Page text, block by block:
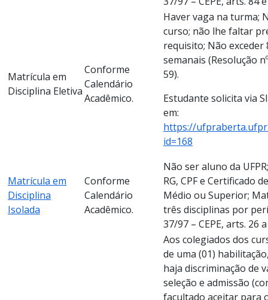
Matrícula em
Disciplina Eletiva
Conforme
Calendário
Acadêmico.
Haver vaga na turma;
curso; não lhe faltar
requisito; Não
semanais (Resolução
59).
Estudante solicita via
em:
https://
id=168
Matrícula em
Disciplina
Isolada
Conforme
Calendário
Acadêmico.
Não ser aluno da
RG, CPF e Certificado
Médio ou Superior;
três disciplinas por
37/97 – CEPE, arts. 26
Aos colegiados dos
de uma (01)
haja discriminação de
seleção e admissão
facultado aceitar para